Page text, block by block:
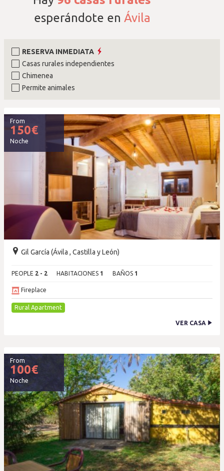
esperándote en Ávila
RESERVA INMEDIATA
Casas rurales independientes
Chimenea
Permite animales
From
150€
Noche
Gil García (Ávila , Castilla y León)
PEOPLE 2 - 2 HABITACIONES 1 BAÑOS 1
Fireplace
Rural Apartment
VER CASA
From
100€
Noche